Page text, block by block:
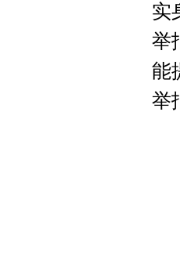
实
举
能
举